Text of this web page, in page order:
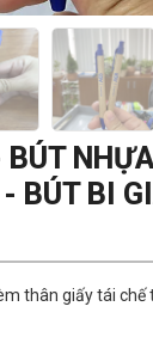
BÚT BI
thân giấy tái chế